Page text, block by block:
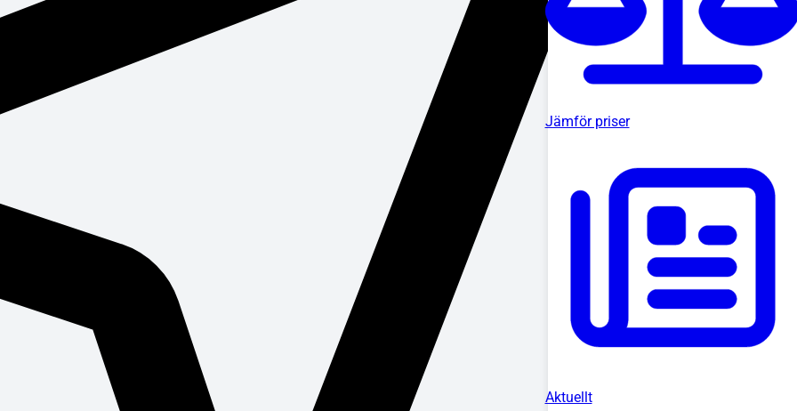
Jämför priser
Aktuellt